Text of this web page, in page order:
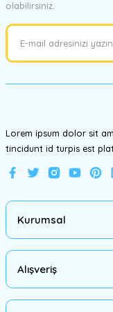
Ürün resmi kalitesiz,
Ürün bilgilerinde
olabilirsiniz.
Lorem ipsum dolor sit
tincidunt id turpis est
Kurumsal
Alışveriş